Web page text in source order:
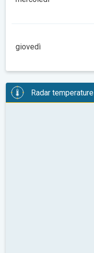
14 h
1
08:00
12 h
giovedì
2
08:00
4 5
Radar temperature